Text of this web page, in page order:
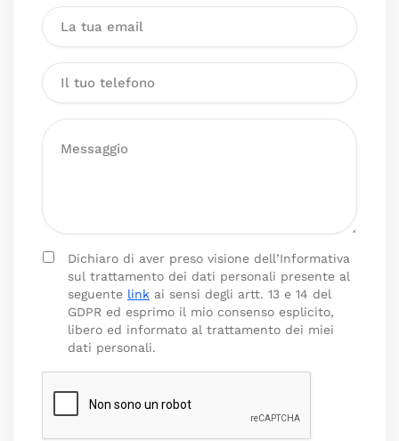
Dichiaro di aver preso visione dell’Informativa
sul trattamento dei dati personali presente al
seguente link ai sensi degli artt. 13 e 14 del
GDPR ed esprimo il mio consenso esplicito,
libero ed informato al trattamento dei miei
dati personali.